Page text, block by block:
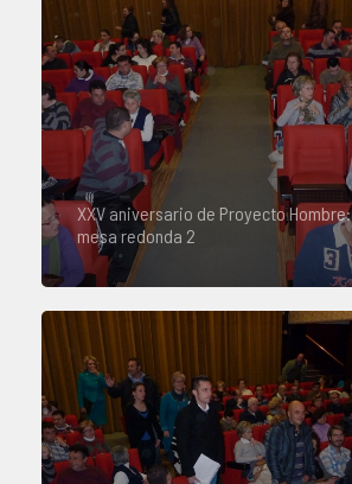
XXV aniversario de Proyecto Hombre:
mesa redonda 2